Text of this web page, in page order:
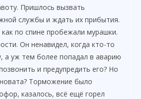
e
o
Пришлось вызвать
службы и ждать их прибытия.
по спине пробежали мурашки.
Он ненавидел, когда кто-то
а уж тем более попадал в аварию
и предупредить его? Но
Торможение было
казалось, всё ещё горел